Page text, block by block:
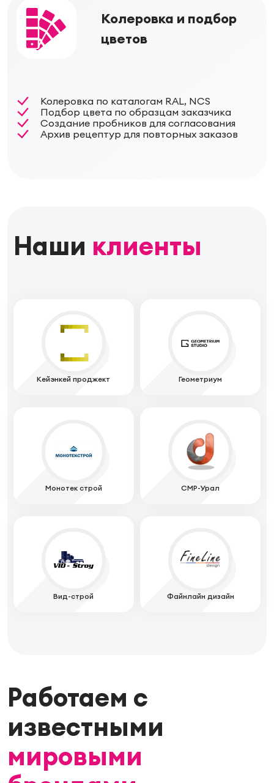
Колеровка и подбор
цветов
Колеровка по каталогам RAL, NCS
Подбор цвета по образцам заказчика
Создание пробников для согласования
Архив рецептур для повторных заказов
Наши клиенты
Кейэнкей проджект Геометриум
Монотек строй СМР-Урал
Вид-строй Файнлайн дизайн
Работаем с
известными
мировыми